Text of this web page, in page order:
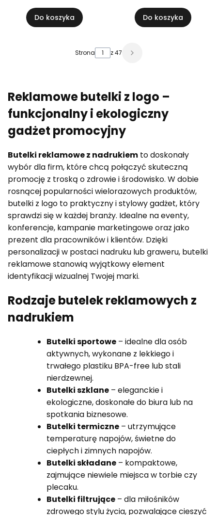
Do koszyka Do koszyka
Strona z 47
Reklamowe butelki z logo –
funkcjonalny i ekologiczny
gadżet promocyjny
Butelki reklamowe z nadrukiem to doskonały
wybór dla firm, które chcą połączyć skuteczną
promocję z troską o zdrowie i środowisko. W dobie
rosnącej popularności wielorazowych produktów,
butelki z logo to praktyczny i stylowy gadżet, który
sprawdzi się w każdej branży. Idealne na eventy,
konferencje, kampanie marketingowe oraz jako
prezent dla pracowników i klientów. Dzięki
personalizacji w postaci nadruku lub graweru, butelki
reklamowe stanowią wyjątkowy element
identyfikacji wizualnej Twojej marki.
Rodzaje butelek reklamowych z
nadrukiem
Butelki sportowe – idealne dla osób
aktywnych, wykonane z lekkiego i
trwałego plastiku BPA-free lub stali
nierdzewnej.
Butelki szklane – eleganckie i
ekologiczne, doskonałe do biura lub na
spotkania biznesowe.
Butelki termiczne – utrzymujące
temperaturę napojów, świetne do
ciepłych i zimnych napojów.
Butelki składane – kompaktowe,
zajmujące niewiele miejsca w torbie czy
plecaku.
Butelki filtrujące – dla miłośników
zdrowego stylu życia, pozwalające cieszyć